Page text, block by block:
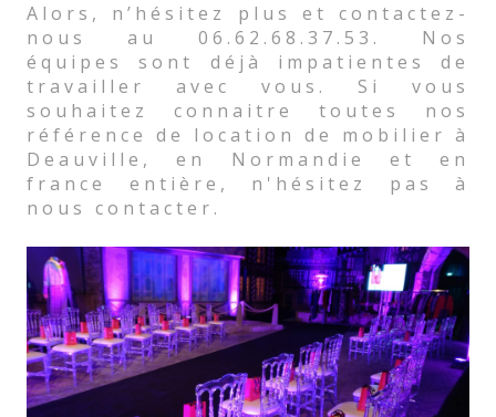
Alors, n’hésitez plus et contactez-
nous au 06.62.68.37.53. Nos
équipes sont déjà impatientes de
travailler avec vous. Si vous
souhaitez connaitre toutes nos
référence de location de mobilier à
Deauville, en Normandie et en
france entière, n'hésitez pas à
nous contacter.